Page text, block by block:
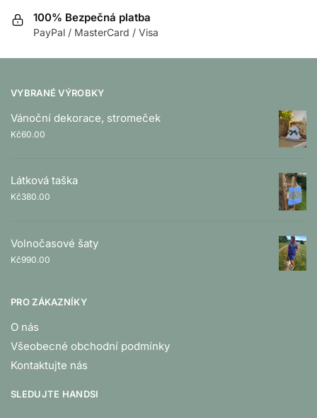
100% Bezpečná platba
PayPal / MasterCard / Visa
VYBRANÉ VÝROBKY
Vánoční dekorace, stromeček
Kč60.00
Látková taška
Kč380.00
Volnočasové šaty
Kč990.00
PRO ZÁKAZNÍKY
O nás
Všeobecné obchodní podmínky
Kontaktujte nás
SLEDUJTE HANDSI